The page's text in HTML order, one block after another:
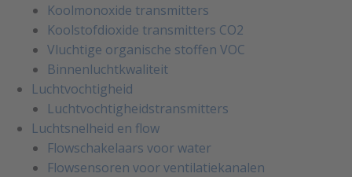
Koolmonoxide transmitters
Koolstofdioxide transmitters CO2
Vluchtige organische stoffen VOC
Binnenluchtkwaliteit
Luchtvochtigheid
Luchtvochtigheidstransmitters
Luchtsnelheid en flow
Flowschakelaars voor water
Flowsensoren voor ventilatiekanalen